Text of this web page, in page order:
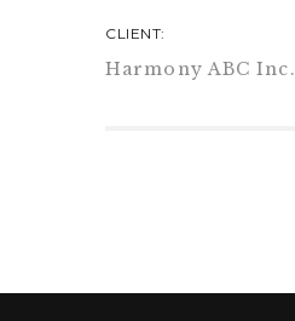
CLIENT:
Harmony ABC Inc.